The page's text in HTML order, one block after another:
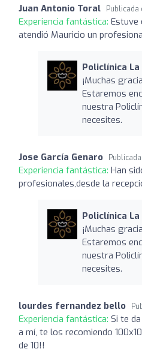
Juan Antonio Toral Publicada
Experiencia fantástica: Estuve
atendió Mauricio un
Policlínica La
¡Muchas
Estaremos
nuestra
necesites.
Jose García Genaro
Experiencia fantástica: Han
profesionales,desde la
Policlínica La
¡Muchas
Estaremos
nuestra
necesites.
lourdes fernandez bello
Experiencia fantástica: Si te
a mí, te los recomiendo
de 10!!